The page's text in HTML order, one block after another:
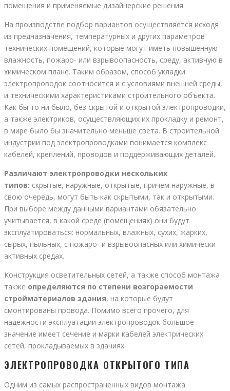
помещения и применяемые дизайнерские решения.
На производстве подбор вариантов осуществляется исходя
из предназначения, температурных и других параметров
технических помещений, которые могут иметь повышенную
влажность, пожаро- или взрывоопасность, среду, активную в
химическом плане. Таким образом, способ укладки
электропроводок соотносится и с условиями внешней среды,
и техническими характеристиками строительного объекта.
Как бы то ни было, без скрытой и открытой электропроводки,
а также электриков, осуществляющих их прокладку и ремонт,
в мире было бы значительно меньше света. В строительной
индустрии под электропроводками понимается комплекс
кабелей, креплений, проводов и поддерживающих деталей.
Различают электропроводки нескольких
типов: скрытые, наружные, открытые, причем наружные, в
свою очередь, могут быть как скрытыми, так и открытыми.
При выборе между данными вариантами обязательно
учитывается, в какой среде (помещениях) они будут
эксплуатироваться: нормальных, влажных, сухих, жарких,
сырых, пыльных, с пожаро- и взрывоопасных или химически
активных средах.
Конструкция осветительных сетей, а также способ монтажа
также определяются по степени возгораемости
стройматериалов здания, на которые будут
смонтированы провода. Помимо всего прочего, для
надежности эксплуатации электропроводок большое
значение имеет сечение и марки кабелей электрических
сетей, прокладываемых в зданиях.
ЭЛЕКТРОПРОВОДКА ОТКРЫТОГО ТИПА
Одним из самых распространенных видов монтажа